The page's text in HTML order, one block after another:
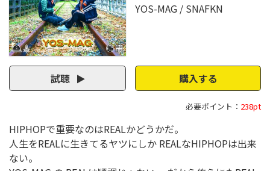
YOS-MAG SNAFKN
試聴 購入する
必要ポイント： 238pt
HIPHOPで重要なのはREALかどうかだ。
人生をREALに生きてるヤツにしか REALなHIPHOPは出来
ない。